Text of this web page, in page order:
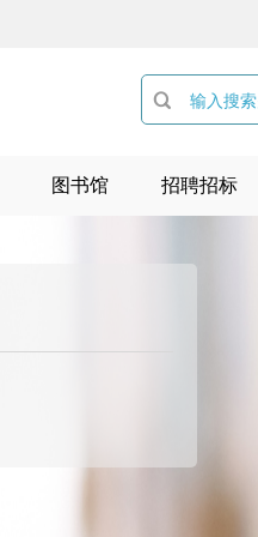

图书馆 招聘招标